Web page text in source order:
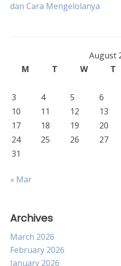
navigation
dan Cara Mengelolanya
August
M
T W T
3
4 5 6
10
11 12 13
17
18 19 20
24
25 26 27
31
« Mar
Archives
March 2026
February 2026
January 2026